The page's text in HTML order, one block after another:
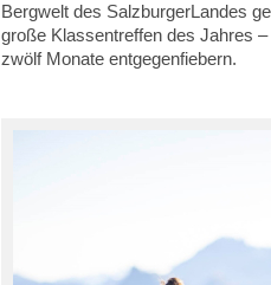
Bergwelt des SalzburgerLandes
große Klassentreffen des Jahres
zwölf Monate entgegenfiebern.